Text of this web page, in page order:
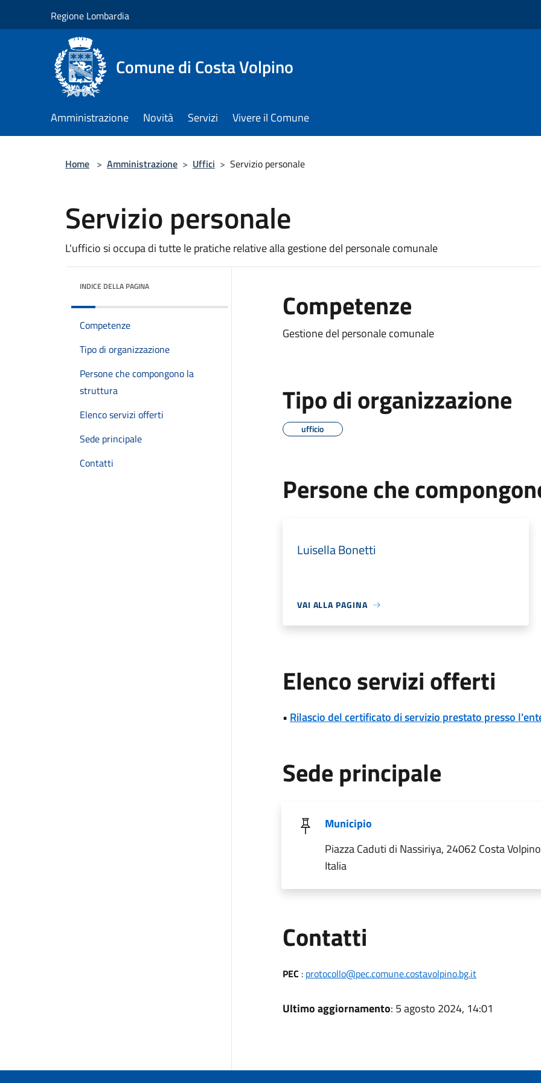
Regione Lombardia
Comune di Costa Volpino
Amministrazione Novità Servizi Vivere il Comune
Home > Amministrazione > Uffici > Servizio personale
Servizio personale
L'ufficio si occupa di tutte le pratiche relative alla gestione del personale comunale
INDICE DELLA PAGINA
Competenze
Tipo di organizzazione
Persone che compongono la
struttura
Elenco servizi offerti
Sede principale
Contatti
Competenze
Gestione del personale comunale
Tipo di organizzazione
ufficio
Persone che
Luisella Bonetti
VAI ALLA PAGINA
Elenco servizi offerti
• Rilascio del certificato di servizio prestato presso
Sede principale
Municipio
Piazza Caduti di Nassiriya, 24062 Costa
Italia
Contatti
PEC : protocollo@pec.comune.costavolpino.bg.it
Ultimo aggiornamento: 5 agosto 2024, 14:01